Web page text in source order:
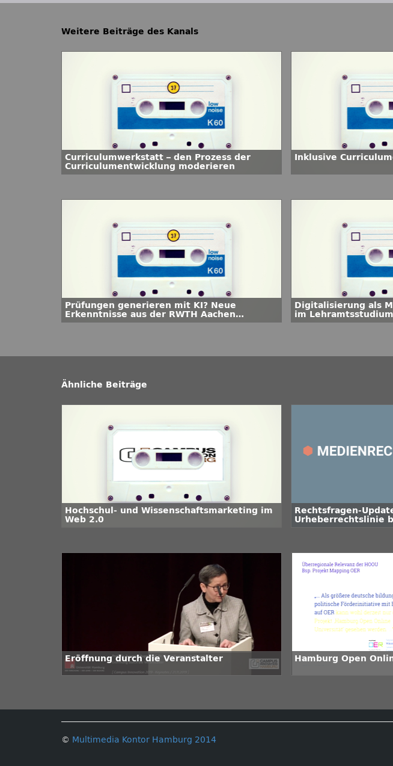
Weitere Beiträge des Kanals
Curriculumwerkstatt – den Prozess der
Curriculumentwicklung moderieren
Inklusive
Prüfungen generieren mit KI? Neue
Erkenntnisse aus der RWTH Aachen
University
Digitalisierung als
im
Studierenden
Ähnliche Beiträge
Hochschul- und Wissenschaftsmarketing im
Web 2.0
Rechtsfragen-
Urheberrechtslinie
Eröffnung durch die Veranstalter Hamburg Open
© Multimedia Kontor Hamburg 2014